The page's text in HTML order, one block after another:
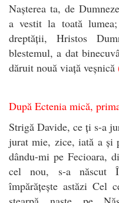
Nașterea ta, de
a vestit la toată
dreptății, Hristos
blestemul, a dat
dăruit nouă viață veșnică
După Ectenia mică,
Strigă Davide, ce ți s-a
jurat mie, zice, iată a și
dându-mi pe Fecioara,
cel nou, s-a născut
împărățește astăzi Cel